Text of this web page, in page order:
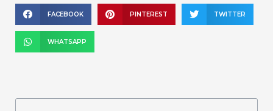
FACEBOOK PINTEREST TWITTER
WHATSAPP